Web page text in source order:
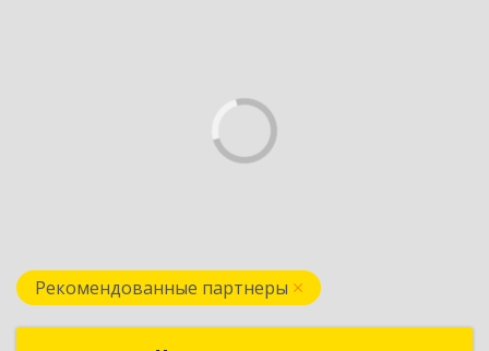
Рекомендованные партнеры